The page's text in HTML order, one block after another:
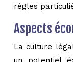
règles
Aspects
La culture